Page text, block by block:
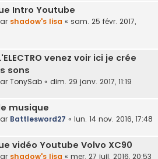
Intro Youtube
shadow's lisa « sam. 25 févr. 2017,
venez voir ici je crée
sons
TonySab « dim. 29 janv. 2017, 11:19
musique
Battlesword27 « lun. 14 nov. 2016, 17:48
vidéo Youtube Volvo XC90
shadow's lisa « mer. 27 juil. 2016, 20:53